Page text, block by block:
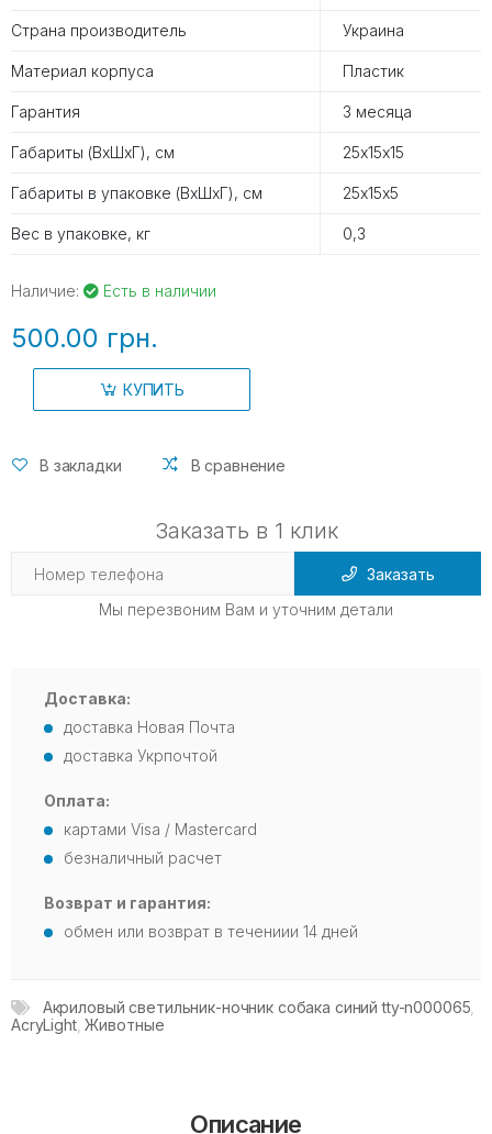
Страна производитель Украина
Материал корпуса Пластик
Гарантия 3 месяца
Габариты (ВхШхГ), см 25х15х15
Габариты в упаковке (ВхШхГ), см 25х15х5
Вес в упаковке, кг 0,3
Наличие: Есть в наличии
500.00 грн.
КУПИТЬ
В закладки В сравнение
Заказать в 1 клик
Заказать
Мы перезвоним Вам и уточним детали
Доставка:
доставка Новая Почта
доставка Укрпочтой
Оплата:
картами Visa / Mastercard
безналичный расчет
Возврат и гарантия:
обмен или возврат в течениии 14 дней
Акриловый светильник-ночник собака синий tty-n000065,
AcryLight,Животные
Описание